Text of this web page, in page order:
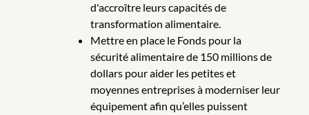
d'accroître leurs capacités de
transformation alimentaire.
Mettre en place le Fonds pour la
sécurité alimentaire de 150 millions de
dollars pour aider les petites et
moyennes entreprises à moderniser leur
équipement afin qu’elles puissent